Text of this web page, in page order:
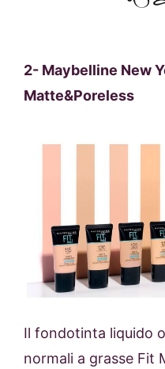
2- Maybelline New
Matte&Poreless
Il fondotinta liquido
normali a grasse Fit